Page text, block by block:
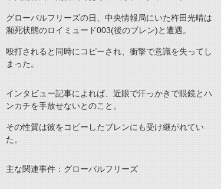
グローバルフリーズの日、中央情報局にいた杵田光晴は
瀕死状態のロイミュード003(後のブレン)と遭遇。
殴打されると同時にコピーされ、衝撃で意識を失ってし
まった。
インタビュー記事によれば、近眼で汗っかきで眼鏡とハ
ンカチを手放せないとのこと。
その性質は彼をコピーしたブレンにも受け継がれてい
た。
主な関連事件：グローバルフリーズ